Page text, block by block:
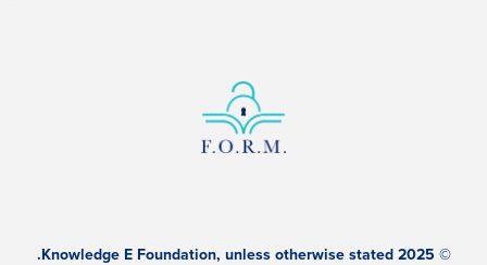
© 2025 Knowledge E Foundation, unless otherwise stated.